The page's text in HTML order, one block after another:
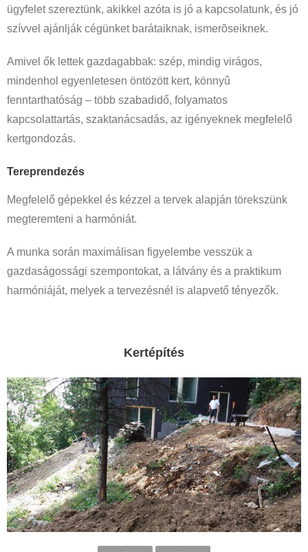
ügyfelet szereztünk, akikkel azóta is jó a kapcsolatunk, és jó
szívvel ajánlják cégünket barátaiknak, ismerõseiknek.
Amivel ők lettek gazdagabbak: szép, mindig virágos,
mindenhol egyenletesen öntözött kert, könnyû
fenntarthatóság – több szabadidő, folyamatos
kapcsolattartás, szaktanácsadás, az igényeknek megfelelő
kertgondozás.
Tereprendezés
Megfelelő gépekkel és kézzel a tervek alapján törekszünk
megteremteni a harmóniát.
A munka során maximálisan figyelembe vesszük a
gazdaságossági szempontokat, a látvány és a praktikum
harmóniáját, melyek a tervezésnél is alapvető tényezők.
Kertépítés